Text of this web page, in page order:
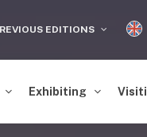
EDITIONS
Exhibiting